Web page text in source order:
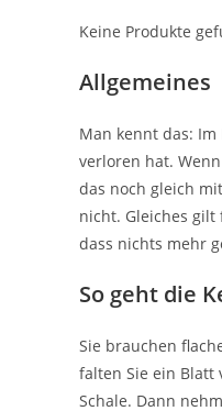
Keine Produkte
Allgemeines
Man kennt das:
verloren hat.
das noch gleich
nicht. Gleiches
dass nichts mehr
So geht die
Sie brauchen
falten Sie ein Blatt
Schale. Dann